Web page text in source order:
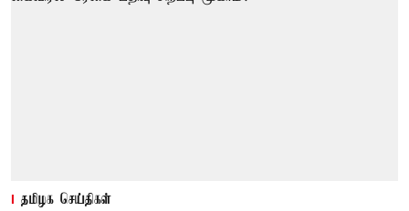
தமிழக செய்திகள்